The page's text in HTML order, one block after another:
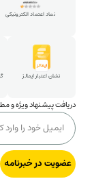
ارتباط با مدیرعامل
نماد اعتماد الکترونیکی
نشان اعتبار ایمالز
دریافت پیشنهاد ویژه و
عضویت در خبرنامه